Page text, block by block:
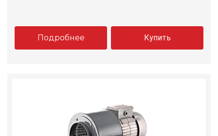
Подробнее Купить